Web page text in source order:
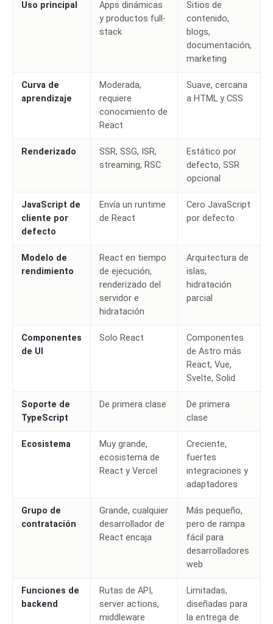
Uso principal
Apps dinámicas
y productos full-
stack
Sitios de
contenido,
blogs,
documentación,
marketing
Curva de
aprendizaje
Moderada,
requiere
conocimiento de
React
Suave, cercana
a HTML y CSS
Renderizado
SSR, SSG, ISR,
streaming, RSC
Estático por
defecto, SSR
opcional
JavaScript de
cliente por
defecto
Envía un runtime
de React
Cero JavaScript
por defecto
Modelo de
rendimiento
React en tiempo
de ejecución,
renderizado del
servidor e
hidratación
Arquitectura de
islas,
hidratación
parcial
Componentes
de UI
Solo React
Componentes
de Astro más
React, Vue,
Svelte, Solid
Soporte de
TypeScript
De primera clase
De primera
clase
Ecosistema
Muy grande,
ecosistema de
React y Vercel
Creciente,
fuertes
integraciones y
adaptadores
Grupo de
contratación
Grande, cualquier
desarrollador de
React encaja
Más pequeño,
pero de rampa
fácil para
desarrolladores
web
Funciones de
backend
Rutas de API,
server actions,
middleware
Limitadas,
diseñadas para
la entrega de